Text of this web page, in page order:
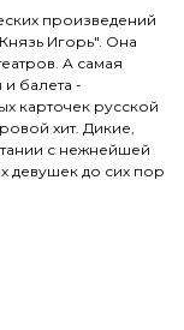
произведений
Игорь". Она
А самая
и балета -
карточек русской
хит. Дикие,
с нежнейшей
девушек до сих пор